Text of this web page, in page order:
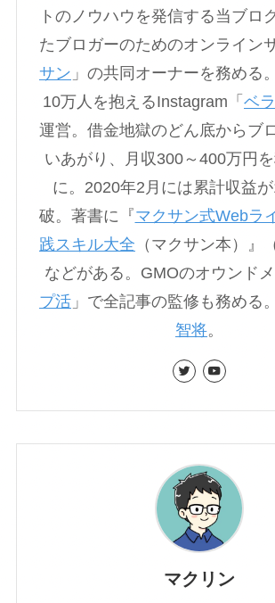
トのノウハウを発信する当ブロ
たブロガーのためのオンライン
サン 」の共同オーナーを務める
10万人を抱えるInstagram「 ベ
運営。借金地獄のどん底からブ
いあがり、月収300～400万円
に。2020年2月には累計収益
破。著書に『マクサン式Webラ
践スキル大全 （マクサン本）』
などがある。GMOのオウンド
プ活 」で全記事の監修も務める
智将。
マクリン